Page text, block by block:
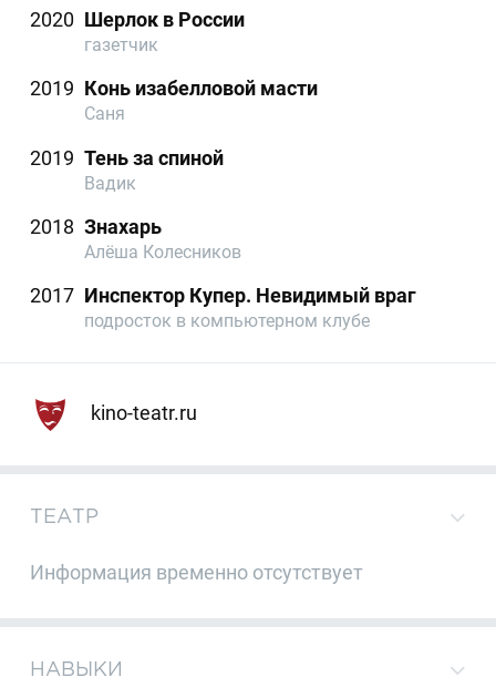
2020 Шерлок в России
газетчик
2019 Конь изабелловой масти
Саня
2019 Тень за спиной
Вадик
2018 Знахарь
Алёша Колесников
2017 Инспектор Купер. Невидимый враг
подросток в компьютерном клубе
kino-teatr.ru
ТЕАТР
Информация временно отсутствует
НАВЫКИ